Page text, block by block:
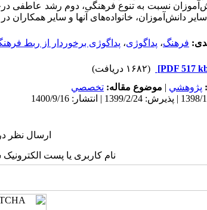
نسبت به تنوع فرهنگی، دوم رشد عاطفی
دانش‌آموزان، خانواده‌های آنها و سایر
فرهنگ، پداگوژی، پداگوژی برخوردار از ربط
(۱۶۸۲ دریافت)
پژوهشي | موضوع مقاله: تخصصي
ارسال نظر
نام کاربری یا پست